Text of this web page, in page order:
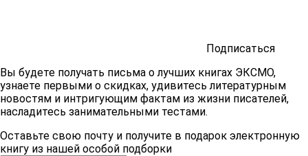
Подписаться
Вы будете получать письма о лучших книгах ЭКСМО,
узнаете первыми о скидках, удивитесь литературным
новостям и интригующим фактам из жизни писателей,
насладитесь занимательными тестами.
Оставьте свою почту и получите в подарок электронную
книгу из нашей особой подборки